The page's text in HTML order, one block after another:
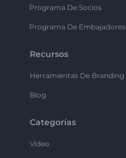
Programa De Socios
Programa De Embajadores
Recursos
Herramientas De Branding
Blog
Categorías
Vídeo